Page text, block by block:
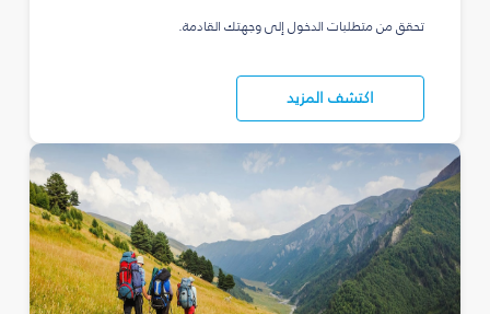
تحقق من متطلبات الدخول إلى وجهتك القادمة.
اكتشف المزيد